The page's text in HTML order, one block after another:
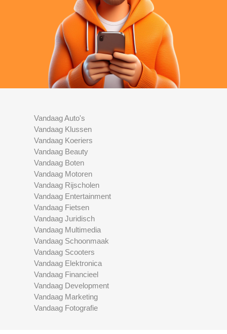
Vandaag Auto's
Vandaag Klussen
Vandaag Koeriers
Vandaag Beauty
Vandaag Boten
Vandaag Motoren
Vandaag Rijscholen
Vandaag Entertainment
Vandaag Fietsen
Vandaag Juridisch
Vandaag Multimedia
Vandaag Schoonmaak
Vandaag Scooters
Vandaag Elektronica
Vandaag Financieel
Vandaag Development
Vandaag Marketing
Vandaag Fotografie